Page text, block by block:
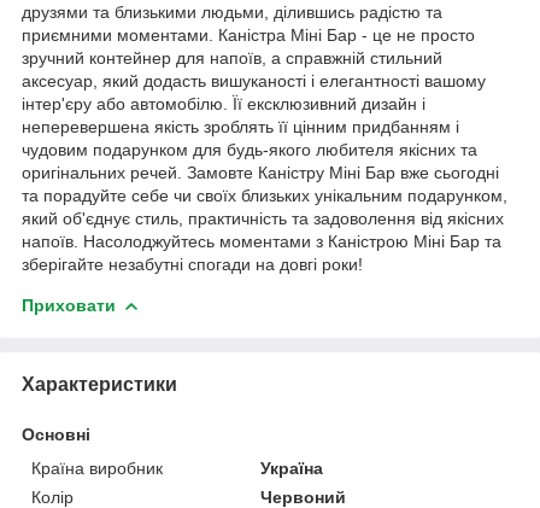
друзями та близькими людьми, ділившись радістю та
приємними моментами. Каністра Міні Бар - це не просто
зручний контейнер для напоїв, а справжній стильний
аксесуар, який додасть вишуканості і елегантності вашому
інтер'єру або автомобілю. Її ексклюзивний дизайн і
неперевершена якість зроблять її цінним придбанням і
чудовим подарунком для будь-якого любителя якісних та
оригінальних речей. Замовте Каністру Міні Бар вже сьогодні
та порадуйте себе чи своїх близьких унікальним подарунком,
який об'єднує стиль, практичність та задоволення від якісних
напоїв. Насолоджуйтесь моментами з Каністрою Міні Бар та
зберігайте незабутні спогади на довгі роки!
Приховати
Характеристики
Основні
Країна виробник
Україна
Колір
Червоний